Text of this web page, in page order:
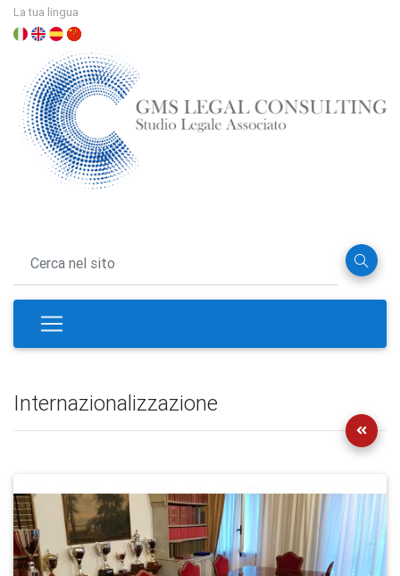
La tua lingua
Internazionalizzazione